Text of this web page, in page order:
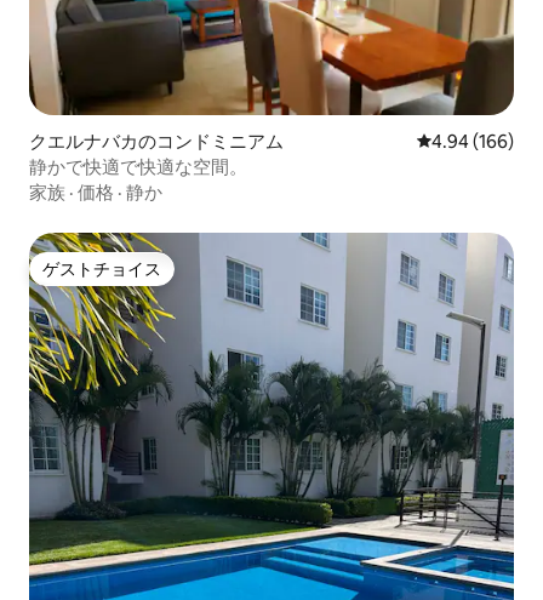
クエルナバカのコンドミニアム レビュー166
4.94 (166)
静かで快適で快適な空間。
家族 · 価格 · 静か
ゲストチョイス
ゲストチョイス